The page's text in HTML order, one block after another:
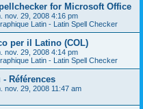
for Microsoft Office
nov. 29, 2008 4:16 pm
Latin - Latin Spell Checker
per il Latino (COL)
nov. 29, 2008 4:14 pm
Latin - Latin Spell Checker
Références
nov. 29, 2008 11:47 am